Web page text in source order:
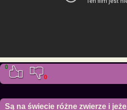
0
0
Są na świecie różne zwierze i jeże